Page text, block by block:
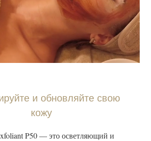
и обновляйте свою
кожу
P50 — это осветляющий и